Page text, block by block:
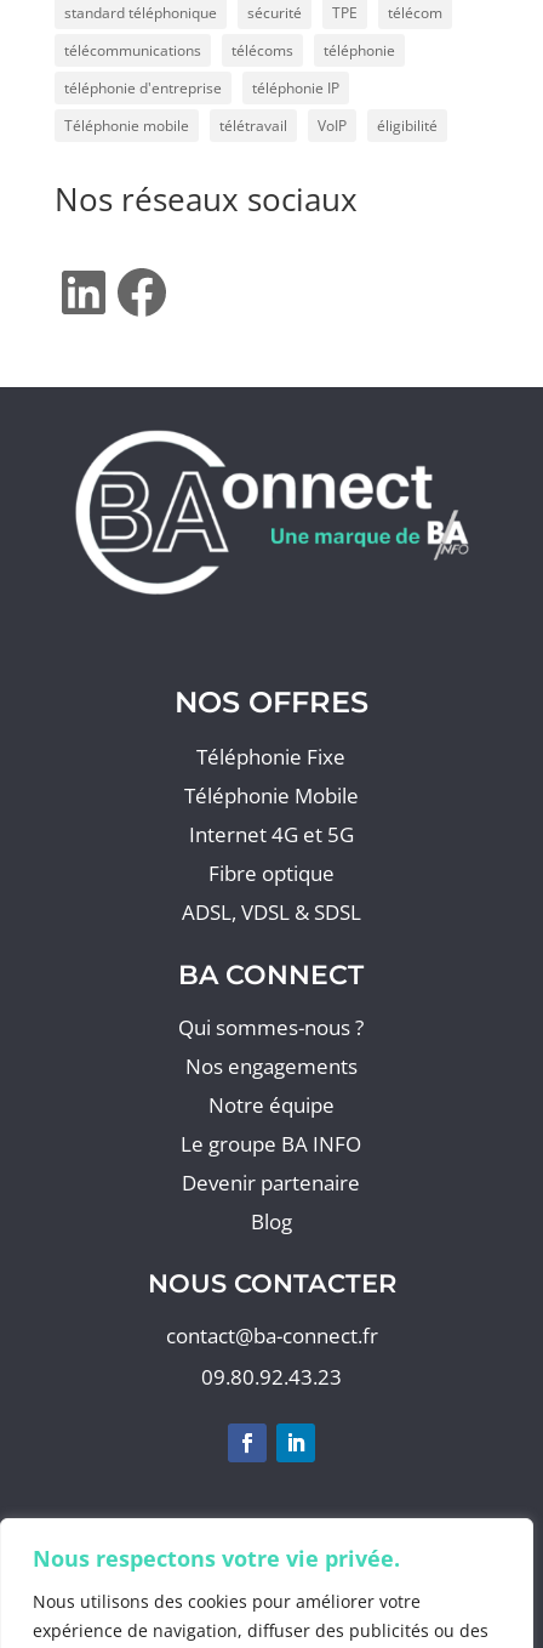
Nous respectons votre vie privée.
Nous utilisons des cookies pour améliorer votre
expérience de navigation, diffuser des publicités ou des
standard téléphonique
sécurité TPE
télécom
télécommunications
télécoms
téléphonie
téléphonie d'entreprise
téléphonie IP
Téléphonie mobile
télétravail VoIP éligibilité
Nos réseaux sociaux
LinkedIn
Facebook
NOS OFFRES
Téléphonie Fixe
Téléphonie Mobile
Internet 4G et 5G
Fibre optique
ADSL, VDSL & SDSL
BA CONNECT
Qui sommes-nous ?
Nos engagements
Notre équipe
Le groupe BA INFO
Devenir partenaire
Blog
NOUS CONTACTER
contact@ba-connect.fr
09.80.92.43.23
S'abonner à notre newsletter